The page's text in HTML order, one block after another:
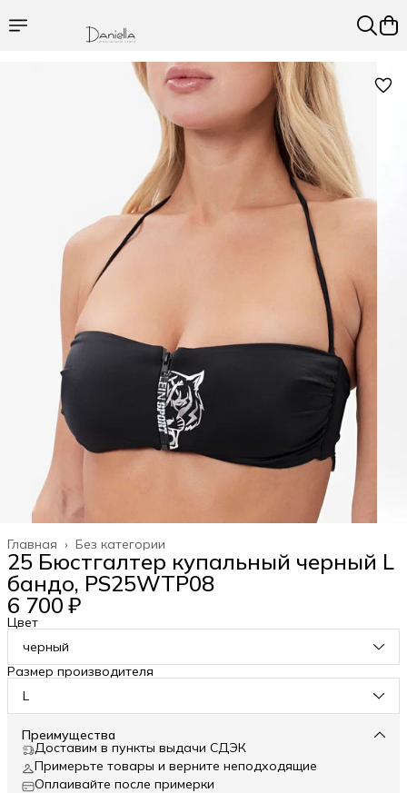
Без категории
Главная ›
25 Бюстгалтер купальный черный L
бандо, PS25WTP08
6 700 ₽
Цвет
черный
Размер производителя
L
Преимущества
Доставим в пункты выдачи СДЭК
Примерьте товары и верните неподходящие
Оплаивайте после примерки